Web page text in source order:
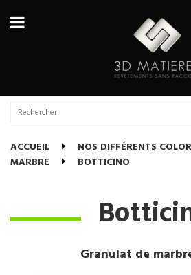
ACCUEIL
NOS DIFFÉRENTS
MARBRE
BOTTICINO
Granulat de